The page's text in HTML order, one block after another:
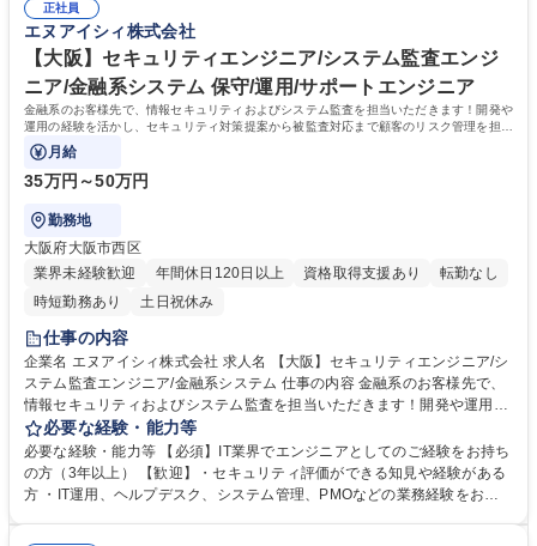
ト管理経験、メンバーマネジメント経験を積むとPM・PLへのキャリアパ
スもございます。※上記いずれかを選択可能です。 募集職種 【アプリエ
ンジニア/開発】転勤無/月平均残業15H以内/マネジメントに挑戦可能
案件ごとの個別相談、上司は進捗管理やキャリアプランニングについて相
談できる体制をとっております。 【資格取得制度】指定する資格を取得し
た方にお祝い金を最長3年間（毎月）支給しております。 資格取得できた
場合の受験料の全額負担有 学歴・資格 学歴：大学院 大学 高専 短大 専修
学校 高校 語学力： 資格：
正社員
エヌアイシィ株式会社
【大阪】セキュリティエンジニア/システム監査エンジ
ニア/金融系システム 保守/運用/サポートエンジニア
金融系のお客様先で、情報セキュリティおよびシステム監査を担当いただきます！開発や
運用の経験を活かし、セキュリティ対策提案から被監査対応まで顧客のリスク管理を担う
役割です。1つのプロジェクトに長期で
月給
35万円～50万円
勤務地
大阪府大阪市西区
業界未経験歓迎
年間休日120日以上 資格取得支援あり
転勤なし
時短勤務あり
土日祝休み
仕事の内容
企業名 エヌアイシィ株式会社 求人名 【大阪】セキュリティエンジニア/シ
ステム監査エンジニア/金融系システム 仕事の内容 金融系のお客様先で、
情報セキュリティおよびシステム監査を担当いただきます！開発や運用の
経験を活かし、セキュリティ対策提案から被監査対応まで顧客のリスク管
理を担う役割です。1つのプロジェクトに長期で アサインとなるため、上
流工程の専門家として着実にステップアップし、キャリアを築ける環境で
す。 【具体的には】■金融顧客向けセキュリティ対策の提案 ■監査法人等
必要な経験・能力等
必要な経験・能力等 【必須】IT業界でエンジニアとしてのご経験をお持ち
の方（3年以上） 【歓迎】・セキュリティ評価ができる知見や経験がある
方 ・IT運用、ヘルプデスク、システム管理、PMOなどの業務経験をお持